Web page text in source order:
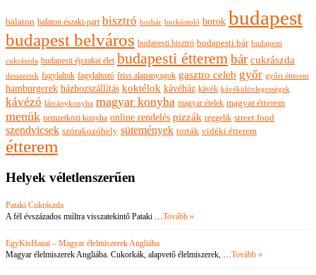
balaton balaton északi-part bisztró borbár borkóstoló borok budapest
budapest belváros budapesti bisztró budapesti bár budapesti
cukrászda budapesti éjszakai élet budapesti étterembár cukrászda
desszertek fagylaltok fagylaltozó friss alapanyagok gasztro celeb győr győri étterem
hamburgerek házhozszállítás koktélok kávéház kávék kávékülönlegességek
kávézó látványkonyha magyar konyha magyar ételek magyar étterem
menük nemzetközi konyha online rendelés pizzák reggelik street food
szendvicsek szórakozóhely sütemények torták vidéki étterem
étterem
Helyek véletlenszerűen
Pataki Cukrászda
A fél évszázados múltra visszatekintő Pataki … Tovább »
EgyKisHazai – Magyar élelmiszerek Angliába
Magyar élelmiszerek Angliába. Cukorkák, alapvető élelmiszerek, … Tovább »